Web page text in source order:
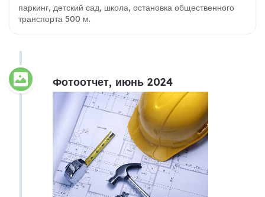
паркинг, детский сад, школа, остановка общественного
транспорта 500 м.
Фотоотчет, июнь 2024